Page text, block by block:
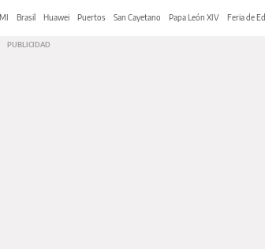
Brasil Huawei Puertos San Cayetano Papa León XIV Feria de